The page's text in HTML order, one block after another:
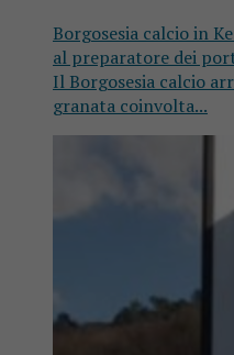
Borgosesia calcio in
al preparatore dei
Il Borgosesia calcio
granata coinvolta...